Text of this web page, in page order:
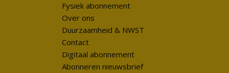
Fysiek abonnement
Over ons
Duurzaamheid & NWST
Contact
Digitaal abonnement
Abonneren nieuwsbrief